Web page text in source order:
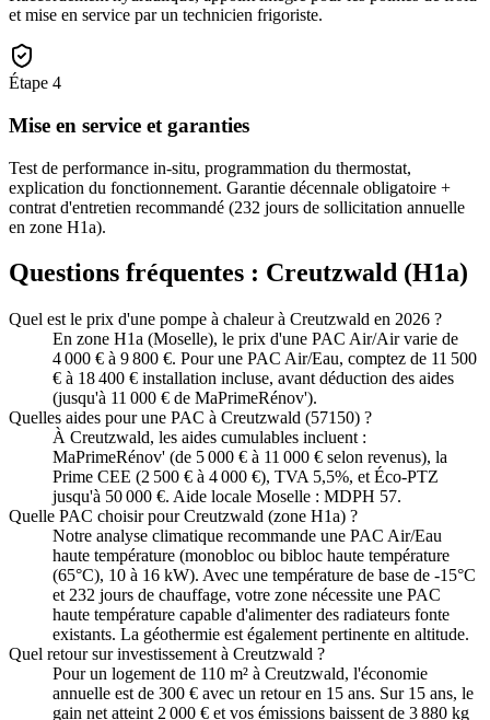
et mise en service par un technicien frigoriste.
Étape 4
Mise en service et garanties
Test de performance in-situ, programmation du thermostat,
explication du fonctionnement. Garantie décennale obligatoire +
contrat d'entretien recommandé (232 jours de sollicitation annuelle
en zone H1a).
Questions fréquentes : Creutzwald (H1a)
Quel est le prix d'une pompe à chaleur à Creutzwald en 2026 ?
En zone H1a (Moselle), le prix d'une PAC Air/Air varie de
4 000 € à 9 800 €. Pour une PAC Air/Eau, comptez de 11 500
€ à 18 400 € installation incluse, avant déduction des aides
(jusqu'à 11 000 € de MaPrimeRénov').
Quelles aides pour une PAC à Creutzwald (57150) ?
À Creutzwald, les aides cumulables incluent :
MaPrimeRénov' (de 5 000 € à 11 000 € selon revenus), la
Prime CEE (2 500 € à 4 000 €), TVA 5,5%, et Éco-PTZ
jusqu'à 50 000 €. Aide locale Moselle : MDPH 57.
Quelle PAC choisir pour Creutzwald (zone H1a) ?
Notre analyse climatique recommande une PAC Air/Eau
haute température (monobloc ou bibloc haute température
(65°C), 10 à 16 kW). Avec une température de base de -15°C
et 232 jours de chauffage, votre zone nécessite une PAC
haute température capable d'alimenter des radiateurs fonte
existants. La géothermie est également pertinente en altitude.
Quel retour sur investissement à Creutzwald ?
Pour un logement de 110 m² à Creutzwald, l'économie
annuelle est de 300 € avec un retour en 15 ans. Sur 15 ans, le
gain net atteint 2 000 € et vos émissions baissent de 3 880 kg